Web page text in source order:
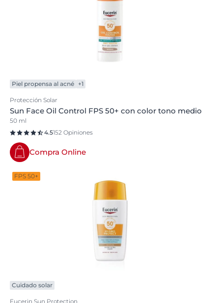
Piel propensa al acné +1
Protección Solar
Sun Face Oil Control FPS 50+ con color tono medio
50 ml
4.5152 Opiniones
Compra Online
FPS 50+
Cuidado solar
Eucerin Sun Protection